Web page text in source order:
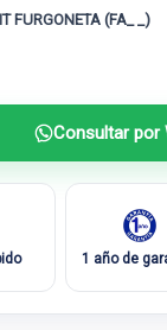
FURGONETA (FA_ _)
Consultar por
1 año de